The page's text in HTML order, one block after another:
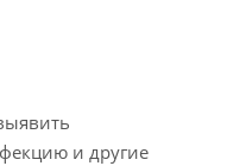
и другие